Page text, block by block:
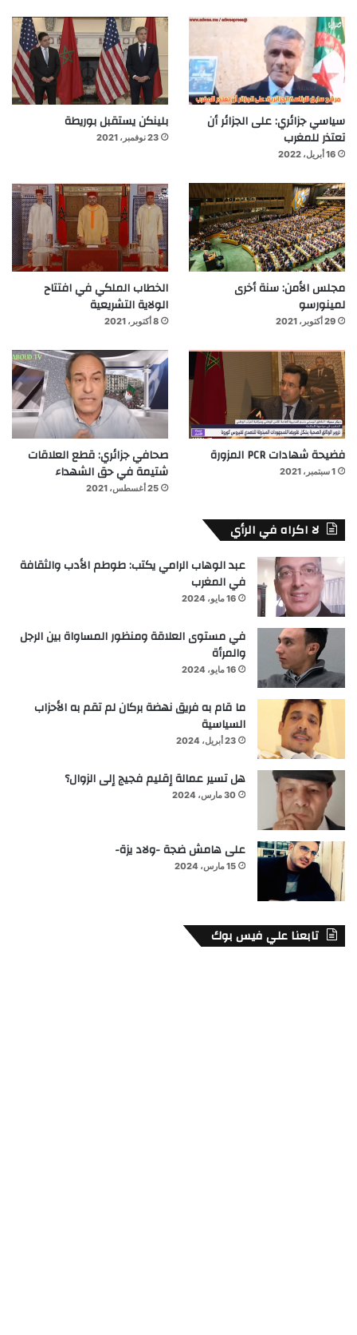
سياسي جزائري: على الجزائر أن
تعتذر للمغرب
16 أبريل، 2022
بلينكن يستقبل بوريطة
23 نوفمبر، 2021
مجلس الأمن: سنة أخرى
لمينورسو
29 أكتوبر، 2021
الخطاب الملكي في افتتاح
الولاية التشريعية
8 أكتوبر، 2021
فضيحة شهادات PCR المزورة
1 سبتمبر، 2021
صحافي جزائري: قطع العلاقات
شتيمة في حق الشهداء
25 أغسطس، 2021
لا اكراه في الرأي
عبد الوهاب الرامي يكتب: طوطم الأدب والثقافة
في المغرب
16 مايو، 2024
في مستوى العلاقة ومنظور المساواة بين الرجل
والمرأة
16 مايو، 2024
ما قام به فريق نهضة بركان لم تقم به الأحزاب
السياسية
23 أبريل، 2024
هل تسير عمالة إقليم فجيج إلى الزوال؟
30 مارس، 2024
على هامش ضجة -ولاد يزة-
15 مارس، 2024
تابعنا علي فيس بوك